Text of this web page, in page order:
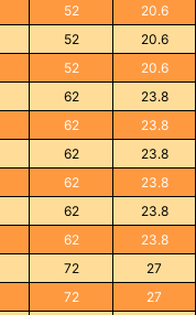
52
20.6
52
20.6
52
20.6
62
23.8
62
23.8
62
23.8
62
23.8
62
23.8
62
23.8
72
27
72
27